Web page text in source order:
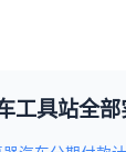
工具站全部